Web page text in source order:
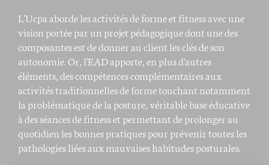
L'Ucpa aborde les activités de forme et fitness avec une
vision portée par un projet pédagogique dont une des
composantes est de donner au client les clés de son
autonomie. Or, l'EAD apporte, en plus d'autres
éléments, des compétences complémentaires aux
activités traditionnelles de forme touchant notamment
la problématique de la posture, véritable base éducative
à des séances de fitness et permettant de prolonger au
quotidien les bonnes pratiques pour prévenir toutes les
pathologies liées aux mauvaises habitudes posturales.